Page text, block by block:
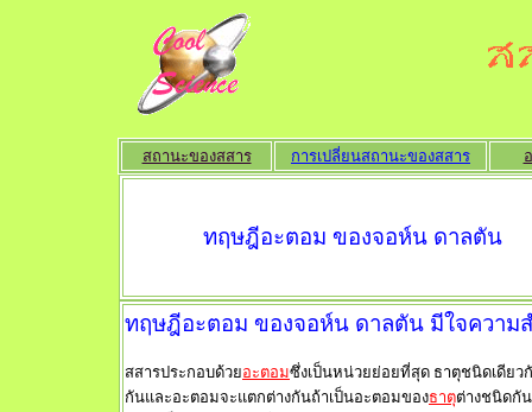
สถานะของสสาร การเปลี่ยนสถานะของสสาร
ทฤษฎีอะตอม ของจอห์น ดาลตัน
ทฤษฎีอะตอม ของจอห์น ดาลตัน มีใจความ
สสารประกอบด้วยอะตอมซึ่งเป็นหน่วยย่อยที่สุด ธาตุชนิดเดียว
กันและอะตอมจะแตกต่างกันถ้าเป็นอะตอมของธาตต่างชนิดกั